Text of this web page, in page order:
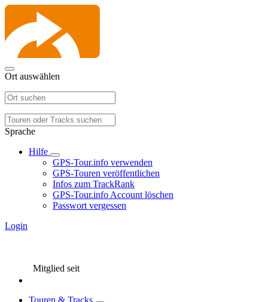
Ort auswählen
Sprache
Hilfe
GPS-Tour.info verwenden
GPS-Touren veröffentlichen
Infos zum TrackRank
GPS-Tour.info Account löschen
Passwort vergessen
Login
Mitglied seit
Touren & Tracks